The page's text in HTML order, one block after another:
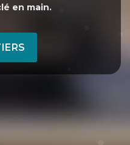
en main.